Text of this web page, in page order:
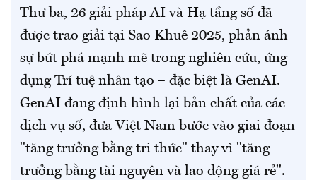
Thư ba, 26 giải pháp AI và Hạ tầng số đã
được trao giải tại Sao Khuê 2025, phản ánh
sự bứt phá mạnh mẽ trong nghiên cứu, ứng
dụng Trí tuệ nhân tạo – đặc biệt là GenAI.
GenAI đang định hình lại bản chất của các
dịch vụ số, đưa Việt Nam bước vào giai đoạn
"tăng trưởng bằng tri thức" thay vì "tăng
trưởng bằng tài nguyên và lao động giá rẻ".